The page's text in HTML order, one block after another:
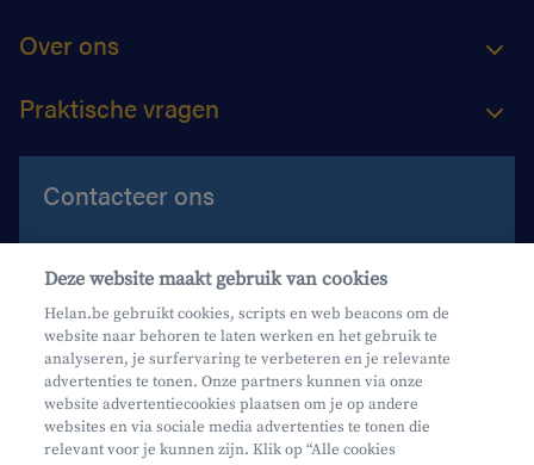
Over ons
Praktische vragen
Contacteer ons
Contacteer ons
Maak een afspraak
Waar vind je ons?
Deze website maakt gebruik van cookies
Helan.be gebruikt cookies, scripts en web beacons om de
website naar behoren te laten werken en het gebruik te
analyseren, je surfervaring te verbeteren en je relevante
advertenties te tonen. Onze partners kunnen via onze
website advertentiecookies plaatsen om je op andere
websites en via sociale media advertenties te tonen die
relevant voor je kunnen zijn. Klik op “Alle cookies